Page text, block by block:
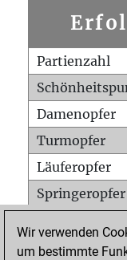
Partienzahl
Damenopfer
Turmopfer
Läuferopfer
Springeropfer
Matt auf
Wir verwenden
um bestimmte